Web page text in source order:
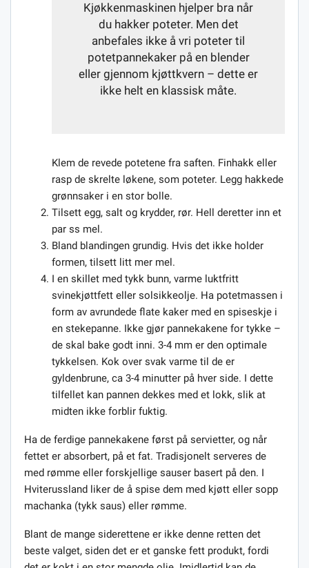
Kjøkkenmaskinen hjelper bra når
du hakker poteter. Men det
anbefales ikke å vri poteter til
potetpannekaker på en blender
eller gjennom kjøttkvern – dette er
ikke helt en klassisk måte.
Klem de revede potetene fra saften. Finhakk eller
rasp de skrelte løkene, som poteter. Legg hakkede
grønnsaker i en stor bolle.
Tilsett egg, salt og krydder, rør. Hell deretter inn et
par ss mel.
Bland blandingen grundig. Hvis det ikke holder
formen, tilsett litt mer mel.
I en skillet med tykk bunn, varme luktfritt
svinekjøttfett eller solsikkeolje. Ha potetmassen i
form av avrundede flate kaker med en spiseskje i
en stekepanne. Ikke gjør pannekakene for tykke –
de skal bake godt inni. 3-4 mm er den optimale
tykkelsen. Kok over svak varme til de er
gyldenbrune, ca 3-4 minutter på hver side. I dette
tilfellet kan pannen dekkes med et lokk, slik at
midten ikke forblir fuktig.
Ha de ferdige pannekakene først på servietter, og når
fettet er absorbert, på et fat. Tradisjonelt serveres de
med rømme eller forskjellige sauser basert på den. I
Hviterussland liker de å spise dem med kjøtt eller sopp
machanka (tykk saus) eller rømme.
Blant de mange siderettene er ikke denne retten det
beste valget, siden det er et ganske fett produkt, fordi